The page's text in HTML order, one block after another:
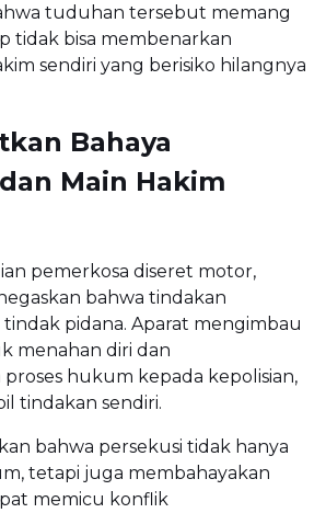
tuduhan tersebut memang
tidak bisa membenarkan
sendiri yang berisiko hilangnya
Bahaya
Main Hakim
pemerkosa diseret motor,
bahwa tindakan
tindak pidana. Aparat mengimbau
menahan diri dan
hukum kepada kepolisian,
tindakan sendiri.
bahwa persekusi tidak hanya
tetapi juga membahayakan
memicu konflik